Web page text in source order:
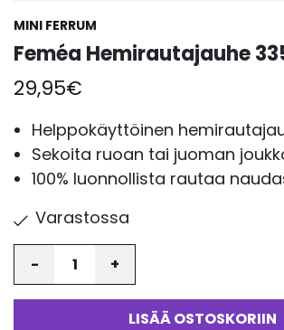
MINI FERRUM
Feméa Hemirautajauhe
29,95€
Helppokäyttöinen
Sekoita ruoan tai juoman
100% luonnollista rautaa
Varastossa
LISÄÄ OSTOSKORIIN